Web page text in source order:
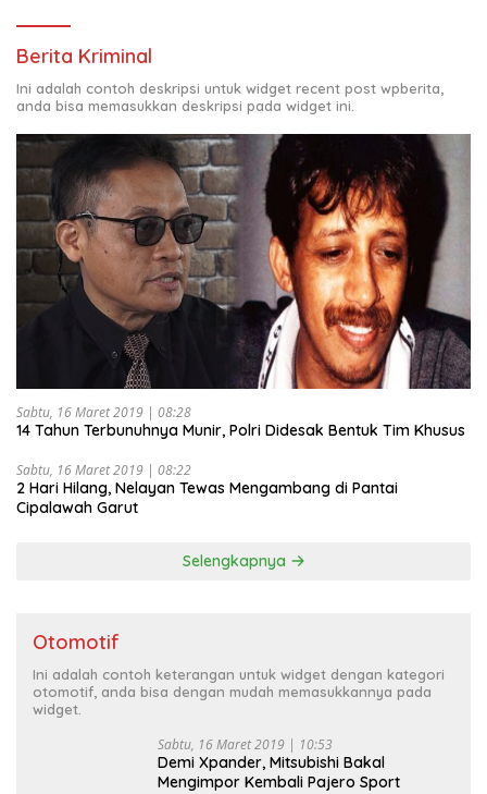
Berita Kriminal
Ini adalah contoh deskripsi untuk widget recent post wpberita,
anda bisa memasukkan deskripsi pada widget ini.
Sabtu, 16 Maret 2019 | 08:28
14 Tahun Terbunuhnya Munir, Polri Didesak Bentuk Tim Khusus
Sabtu, 16 Maret 2019 | 08:22
2 Hari Hilang, Nelayan Tewas Mengambang di Pantai
Cipalawah Garut
Selengkapnya
Otomotif
Ini adalah contoh keterangan untuk widget dengan kategori
otomotif, anda bisa dengan mudah memasukkannya pada
widget.
Sabtu, 16 Maret 2019 | 10:53
Demi Xpander, Mitsubishi Bakal
Mengimpor Kembali Pajero Sport